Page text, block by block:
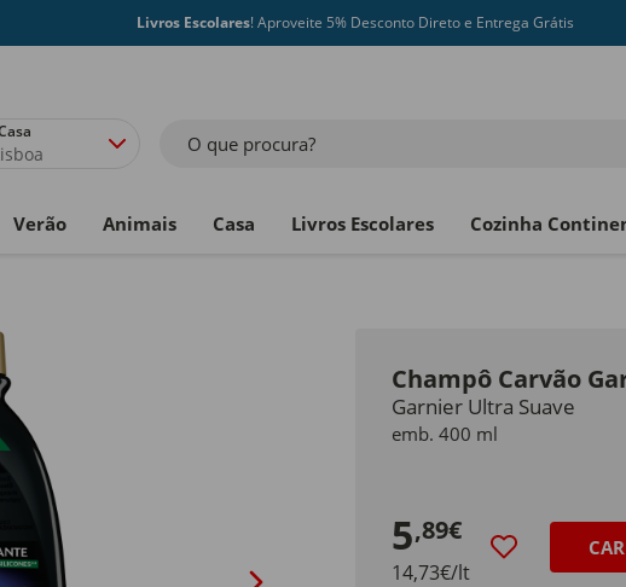
Livros Escolares! Aproveite 5% Desconto Direto e Entrega Grátis
O que procura?
Verão Animais Casa Livros Escolares Cozinha
Champô Carvão
Garnier Ultra Suave
emb. 400 ml
5,89€
14,73€/lt